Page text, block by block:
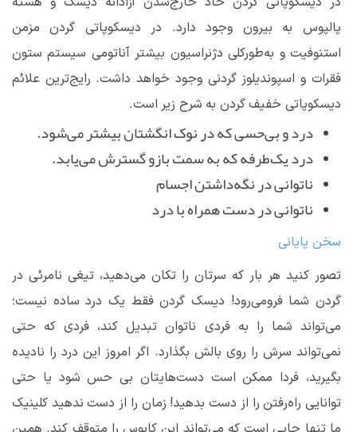
پالپوس به بیرون وجود دارد. در دیسکوپاتی گردن مزمن
استنوفیت و به‌طورکلی دژنراسیون بیشتر آناتومی سیستم ستون
فقرات و اسپوندیلوز گردنی وجود خواهد داشت. رایج‌ترین علائم
دیسکوپاتی خفیف گردن به شرح زیر است.
درد و بی‌حسی که در نوک انگشتان بیشتر می‌شود.
درد یک‌طرفه که به سمت بازو گسترش می‌یابد.
ناتوانی در نگه‌داشتن اجسام
ناتوانی در دست همراه با درد
سخن پایانی
تصور کنید هر بار که سرتان را تکان می‌دهید، تیغی نامرئی در
گردن شما فرومی‌رود! دیسک گردن فقط یک درد ساده نیست؛
می‌تواند شما را به فردی ناتوان تبدیل کند، فردی که حتی
نمی‌تواند سرش را روی بالش بگذارد. اگر امروز این درد را نادیده
بگیرید، فردا ممکن است دست‌هایتان بی حس شود یا حتی
توانایی راه‌رفتن را از دست بدهید! زمان را از دست ندهید کلینیک